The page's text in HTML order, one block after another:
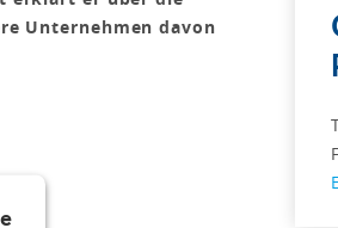
Unternehmen davon